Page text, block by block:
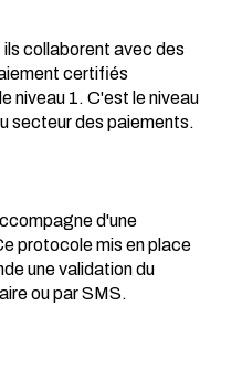
collaborent avec des
certifiés
niveau 1. C'est le niveau
secteur des paiements.
d'une
protocole mis en place
une validation du
ou par SMS.